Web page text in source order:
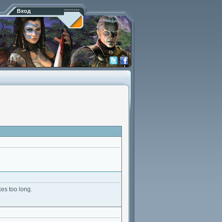
Вход
too long.